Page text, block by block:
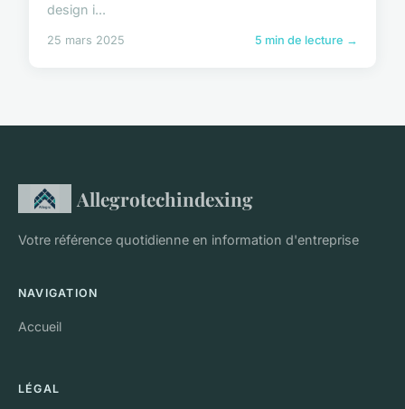
design i...
25 mars 2025 5 min de lecture →
Allegrotechindexing
Votre référence quotidienne en information d'entreprise
NAVIGATION
Accueil
LÉGAL